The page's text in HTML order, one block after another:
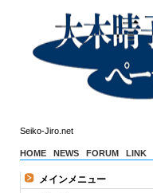
Seiko-Jiro.net
HOME NEWS FORUM LINK
メインメニュー